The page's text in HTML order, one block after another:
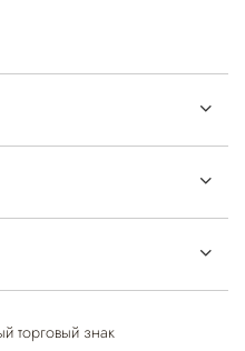
торговый знак